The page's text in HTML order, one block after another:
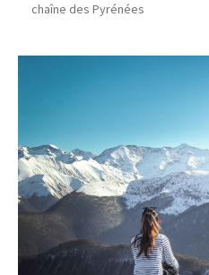
chaîne des Pyrénées